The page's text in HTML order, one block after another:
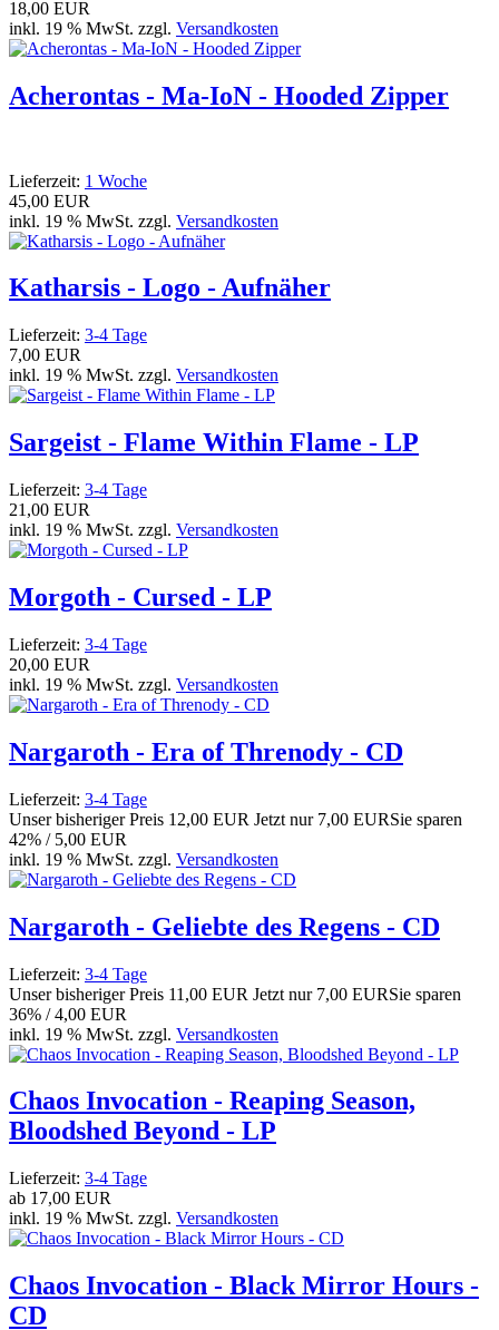
18,00 EUR
inkl. 19 % MwSt. zzgl. Versandkosten
Acherontas - Ma-IoN - Hooded Zipper
Lieferzeit: 1 Woche
45,00 EUR
inkl. 19 % MwSt. zzgl. Versandkosten
Katharsis - Logo - Aufnäher
Lieferzeit: 3-4 Tage
7,00 EUR
inkl. 19 % MwSt. zzgl. Versandkosten
Sargeist - Flame Within Flame - LP
Lieferzeit: 3-4 Tage
21,00 EUR
inkl. 19 % MwSt. zzgl. Versandkosten
Morgoth - Cursed - LP
Lieferzeit: 3-4 Tage
20,00 EUR
inkl. 19 % MwSt. zzgl. Versandkosten
Nargaroth - Era of Threnody - CD
Lieferzeit: 3-4 Tage
Unser bisheriger Preis 12,00 EUR Jetzt nur 7,00 EURSie sparen
42% / 5,00 EUR
inkl. 19 % MwSt. zzgl. Versandkosten
Nargaroth - Geliebte des Regens - CD
Lieferzeit: 3-4 Tage
Unser bisheriger Preis 11,00 EUR Jetzt nur 7,00 EURSie sparen
36% / 4,00 EUR
inkl. 19 % MwSt. zzgl. Versandkosten
Chaos Invocation - Reaping Season,
Bloodshed Beyond - LP
Lieferzeit: 3-4 Tage
ab 17,00 EUR
inkl. 19 % MwSt. zzgl. Versandkosten
Chaos Invocation - Black Mirror Hours -
CD